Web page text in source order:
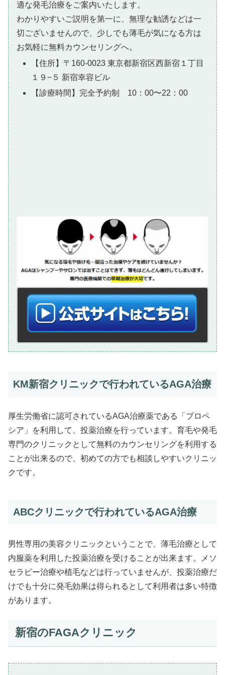
適な発毛治療をご案内いたします。
わかりやすいご説明を第一に、無理な勧誘などは一
切ございませんので、少しでも薄毛が気になる方は
お気軽に無料カウンセリングへ。
【住所】〒160-0023 東京都新宿区西新宿１丁目
１９−５ 新宿幸容ビル
【診療時間】完全予約制 10：00〜22：00
KM新宿クリニックで行われているAGA治療
厚生労働省に認可されているAGA治療薬である「プロペ
シア」を利用して、投薬治療を行っています。育毛や発毛
専門のクリニックとして無料のカウンセリングを利用する
ことが出来るので、初めての方でも相談しやすいクリニッ
クです。
ABCクリニックで行われているAGA治療
男性専用の美容クリニックということで、薄毛治療として
内服薬を利用した投薬治療を受けることが出来ます。メソ
セラピー治療や植毛などは行っていませんが、投薬治療だ
けでも十分に発毛効果は得られるとして利用者は多い特徴
があります。
新宿のFAGAクリニック